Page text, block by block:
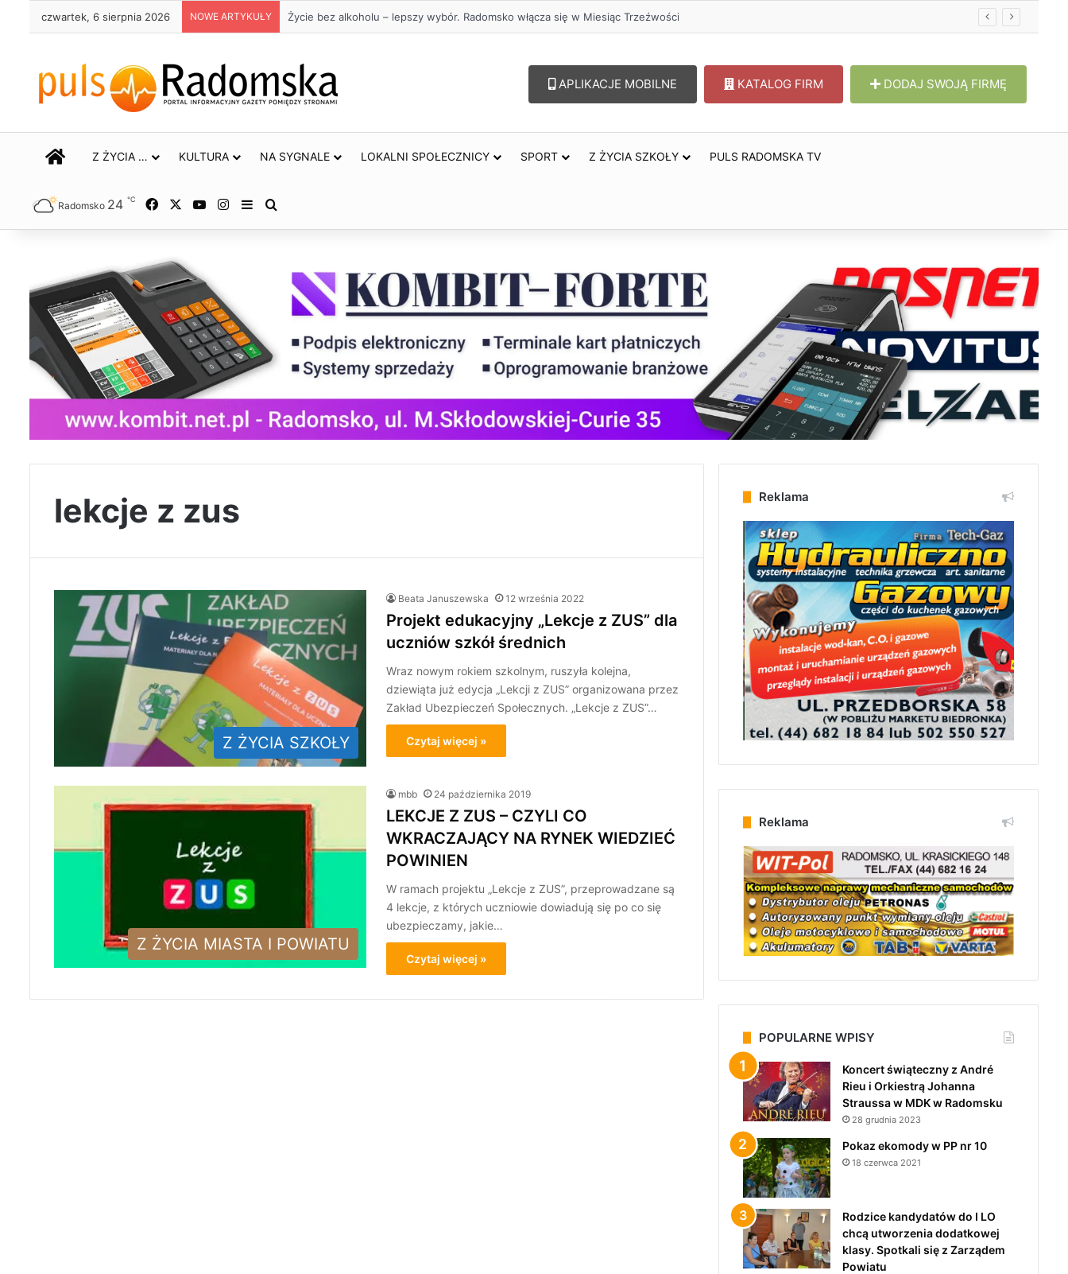
czwartek, 6 sierpnia 2026 NOWE ARTYKUŁY Życie bez alkoholu – lepszy wybór. Radomsko włącza się w Miesiąc Trzeźwości
APLIKACJE MOBILNE KATALOG FIRM DODAJ SWOJĄ FIRMĘ
STRONA GŁÓWNA
Z ŻYCIA … KULTURA NA SYGNALE LOKALNI SPOŁECZNICY SPORT Z ŻYCIA SZKOŁY PULS RADOMSKA TV
Radomsko 24 ℃ Facebook YouTubeInstagram
Sidebar
lekcje z zus
Z ŻYCIA SZKOŁY
Beata Januszewska 12 września 2022
Projekt edukacyjny „Lekcje z ZUS” dla
uczniów szkół średnich
Wraz nowym rokiem szkolnym, ruszyła kolejna,
dziewiąta już edycja „Lekcji z ZUS” organizowana przez
Zakład Ubezpieczeń Społecznych. „Lekcje z ZUS”…
Czytaj więcej »
Z ŻYCIA MIASTA I POWIATU
mbb 24 października 2019
LEKCJE Z ZUS – CZYLI CO
WKRACZAJĄCY NA RYNEK WIEDZIEĆ
POWINIEN
W ramach projektu „Lekcje z ZUS”, przeprowadzane są
4 lekcje, z których uczniowie dowiadują się po co się
ubezpieczamy, jakie…
Czytaj więcej »
Reklama
Reklama
POPULARNE WPISY
Koncert świąteczny z André
Rieu i Orkiestrą Johanna
Straussa w MDK w Radomsku
28 grudnia 2023
Pokaz ekomody w PP nr 10
18 czerwca 2021
Rodzice kandydatów do I LO
chcą utworzenia dodatkowej
klasy. Spotkali się z Zarządem
Powiatu